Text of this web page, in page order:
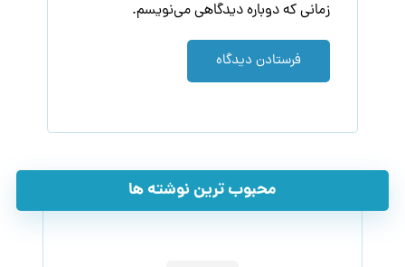
زمانی که دوباره دیدگاهی می‌نویسم.
فرستادن دیدگاه
محبوب ترین نوشته ها